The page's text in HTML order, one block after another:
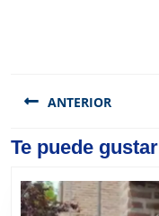
de
ANTERIOR
Previous
Te puede gustar